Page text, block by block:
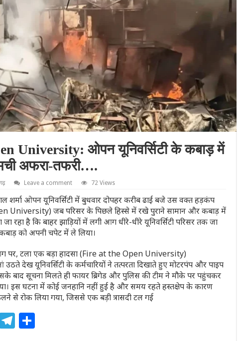
University: ओपन यूनिवर्सिटी के कबाड़ में
अफरा-तफरी….
Leave a comment 72 Views
शर्मा ओपन यूनिवर्सिटी में बुधवार दोपहर करीब ढाई बजे उस वक्त हड़कंप
University) जब परिसर के पिछले हिस्से में रखे पुराने सामान और कबाड़ में
रहा है कि बाहर झाड़ियों में लगी आग धीरे-धीरे यूनिवर्सिटी परिसर तक जा
को अपनी चपेट में ले लिया।
पर, टला एक बड़ा हादसा (Fire at the Open University)
देख यूनिवर्सिटी के कर्मचारियों ने तत्परता दिखाते हुए मोटरपंप और पाइप
बाद सूचना मिलते ही फायर ब्रिगेड और पुलिस की टीम ने मौके पर पहुंचकर
इस घटना में कोई जनहानि नहीं हुई है और समय रहते हस्तक्षेप के कारण
से रोक लिया गया, जिससे एक बड़ी त्रासदी टल गई
T